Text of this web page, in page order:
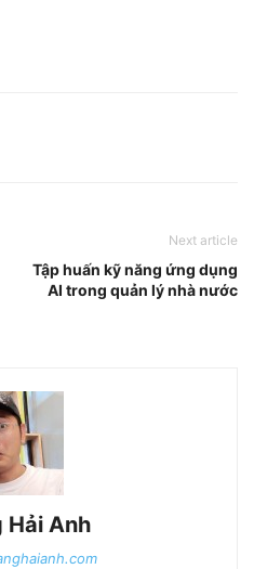
Next article
Tập huấn kỹ năng ứng dụng
AI trong quản lý nhà nước
Hải Anh